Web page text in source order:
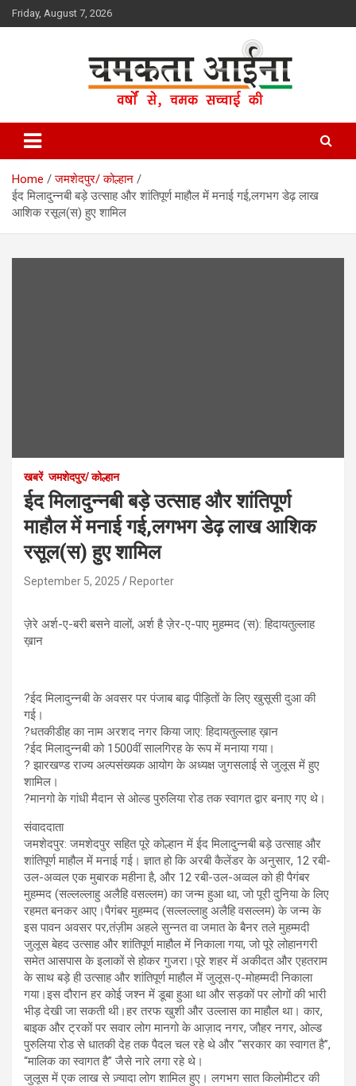
Skip
to
Friday, August 7, 2026
Chamakta Aina
Home
जमशेदपुर/ कोल्हान
ईद मिलादुन्नबी बड़े उत्साह और शांतिपूर्ण माहौल में मनाई गई,लगभग डेढ़ लाख
आशिक रसूल(स) हुए शामिल
खबरें जमशेदपुर/ कोल्हान
ईद मिलादुन्नबी बड़े उत्साह और शांतिपूर्ण
माहौल में मनाई गई,लगभग डेढ़ लाख आशिक
रसूल(स) हुए शामिल
September 5, 2025 Reporter
ज़ेरे अर्श-ए-बरी बसने वालों, अर्श है ज़ेर-ए-पाए मुहम्मद (स): हिदायतुल्लाह
ख़ान
?ईद मिलादुन्नबी के अवसर पर पंजाब बाढ़ पीड़ितों के लिए खुसूसी दुआ की
गई।
?धतकीडीह का नाम अरशद नगर किया जाए: हिदायतुल्लाह ख़ान
?ईद मिलादुन्नबी को 1500वीं सालगिरह के रूप में मनाया गया।
? झारखण्ड राज्य अल्पसंख्यक आयोग के अध्यक्ष जुगसलाई से जुलूस में हुए
शामिल।
?मानगो के गांधी मैदान से ओल्ड पुरुलिया रोड तक स्वागत द्वार बनाए गए थे।
संवाददाता
जमशेदपुर: जमशेदपुर सहित पूरे कोल्हान में ईद मिलादुन्नबी बड़े उत्साह और
शांतिपूर्ण माहौल में मनाई गई। ज्ञात हो कि अरबी कैलेंडर के अनुसार, 12 रबी-
उल-अव्वल एक मुबारक महीना है, और 12 रबी-उल-अव्वल को ही पैगंबर
मुहम्मद (सल्लल्लाहु अलैहि वसल्लम) का जन्म हुआ था, जो पूरी दुनिया के लिए
रहमत बनकर आए।पैगंबर मुहम्मद (सल्लल्लाहु अलैहि वसल्लम) के जन्म के
इस पावन अवसर पर,तंज़ीम अहले सुन्नत वा जमात के बैनर तले मुहम्मदी
जुलूस बेहद उत्साह और शांतिपूर्ण माहौल में निकाला गया, जो पूरे लोहानगरी
समेत आसपास के इलाकों से होकर गुजरा।पूरे शहर में अकीदत और एहतराम
के साथ बड़े ही उत्साह और शांतिपूर्ण माहौल में जुलूस-ए-मोहम्मदी निकाला
गया।इस दौरान हर कोई जश्न में डूबा हुआ था और सड़कों पर लोगों की भारी
भीड़ देखी जा सकती थी।हर तरफ खुशी और उल्लास का माहौल था। कार,
बाइक और ट्रकों पर सवार लोग मानगो के आज़ाद नगर, जौहर नगर, ओल्ड
पुरुलिया रोड से धातकी देह तक पैदल चल रहे थे और “सरकार का स्वागत है”,
“मालिक का स्वागत है” जैसे नारे लगा रहे थे।
जुलूस में एक लाख से ज़्यादा लोग शामिल हुए। लगभग सात किलोमीटर की